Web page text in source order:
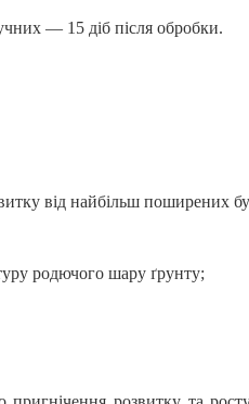
— 15 діб після обробки.
від найбільш поширених
родючого шару ґрунту;